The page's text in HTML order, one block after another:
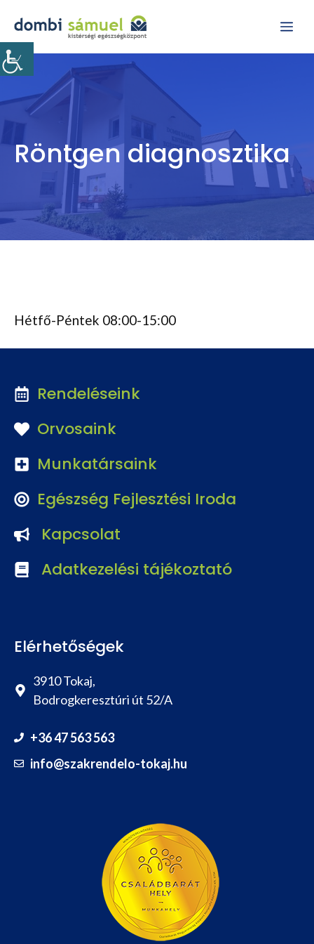
tartalomba
Röntgen diagnosztika
Hétfő-Péntek 08:00-15:00
Rendeléseink
Orvosaink
Munkatársaink
Egészség Fejlesztési Iroda
Kapcsolat
Adatkezelési tájékoztató
Elérhetőségek
3910 Tokaj,
Bodrogkeresztúri út 52/A
+36 47 563 563
info@szakrendelo-tokaj.hu